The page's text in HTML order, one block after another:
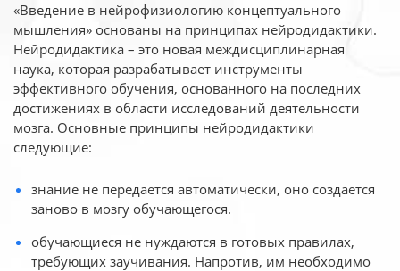
«Введение в нейрофизиологию концептуального
мышления» основаны на принципах нейродидактики.
Нейродидактика – это новая междисциплинарная
наука, которая разрабатывает инструменты
эффективного обучения, основанного на последних
достижениях в области исследований деятельности
мозга. Основные принципы нейродидактики
следующие:
знание не передается автоматически, оно создается
заново в мозгу обучающегося.
обучающиеся не нуждаются в готовых правилах,
требующих заучивания. Напротив, им необходимо